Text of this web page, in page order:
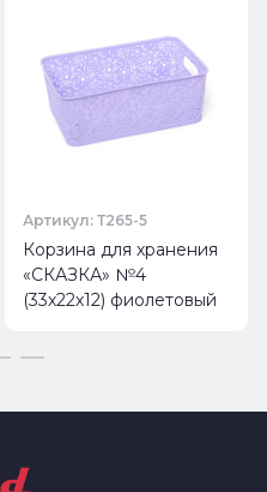
Артикул: Т265-5
Корзина для хранения
«СКАЗКА» №4
(33х22х12) фиолетовый